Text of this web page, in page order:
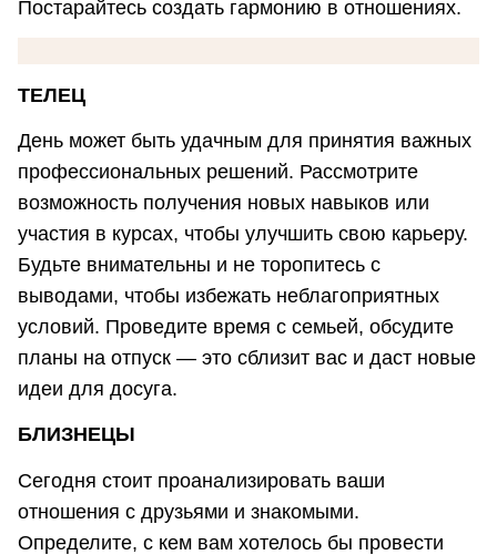
Постарайтесь создать гармонию в отношениях.
ТЕЛЕЦ
День может быть удачным для принятия важных
профессиональных решений. Рассмотрите
возможность получения новых навыков или
участия в курсах, чтобы улучшить свою карьеру.
Будьте внимательны и не торопитесь с
выводами, чтобы избежать неблагоприятных
условий. Проведите время с семьей, обсудите
планы на отпуск — это сблизит вас и даст новые
идеи для досуга.
БЛИЗНЕЦЫ
Сегодня стоит проанализировать ваши
отношения с друзьями и знакомыми.
Определите, с кем вам хотелось бы провести